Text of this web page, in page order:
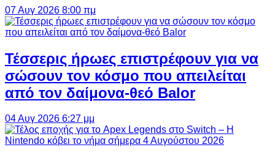
07 Αυγ 2026 8:00 πμ
Τέσσερις ήρωες επιστρέφουν για να
σώσουν τον κόσμο που απειλείται
από τον δαίμονα-θεό Balor
04 Αυγ 2026 6:27 μμ